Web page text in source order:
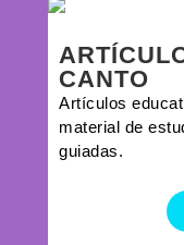
CANTO
Artículos
material de
guiadas.